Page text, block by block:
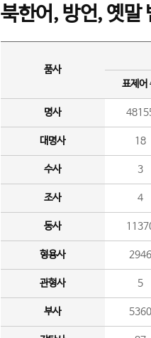
북한어, 방언, 옛말
품사
표제어
명사
대명사 18
수사 3
조사 4
동사
형용사 2946
관형사 5
부사 5360